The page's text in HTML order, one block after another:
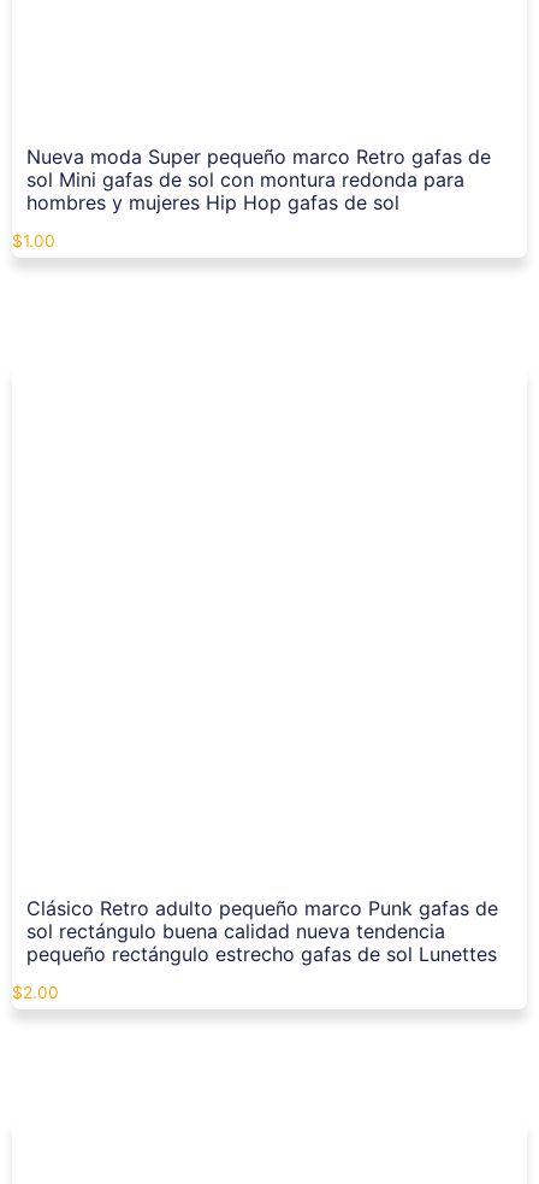
Nueva moda Super pequeño marco Retro gafas de
sol Mini gafas de sol con montura redonda para
hombres y mujeres Hip Hop gafas de sol
$1.00
Clásico Retro adulto pequeño marco Punk gafas de
sol rectángulo buena calidad nueva tendencia
pequeño rectángulo estrecho gafas de sol Lunettes
$2.00